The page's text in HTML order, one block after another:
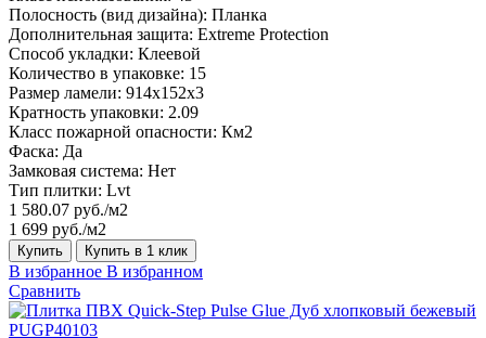
Полосность (вид дизайна): Планка
Дополнительная защита: Extreme Protection
Способ укладки: Клеевой
Количество в упаковке: 15
Размер ламели: 914x152x3
Кратность упаковки: 2.09
Класс пожарной опасности: Км2
Фаска: Да
Замковая система: Нет
Тип плитки: Lvt
1 580.07 руб./м2
1 699 руб./м2
Купить Купить в 1 клик
В избранное В избранном
Сравнить